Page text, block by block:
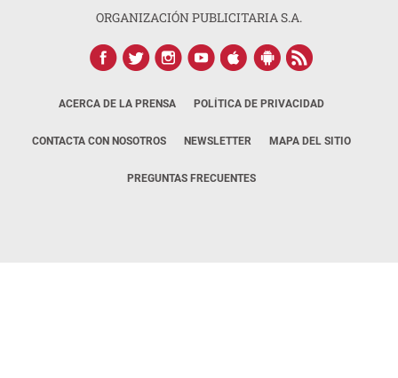
ORGANIZACIÓN PUBLICITARIA S.A.
ACERCA DE LA PRENSA POLÍTICA DE PRIVACIDAD
CONTACTA CON NOSOTROS NEWSLETTER MAPA DEL SITIO
PREGUNTAS FRECUENTES